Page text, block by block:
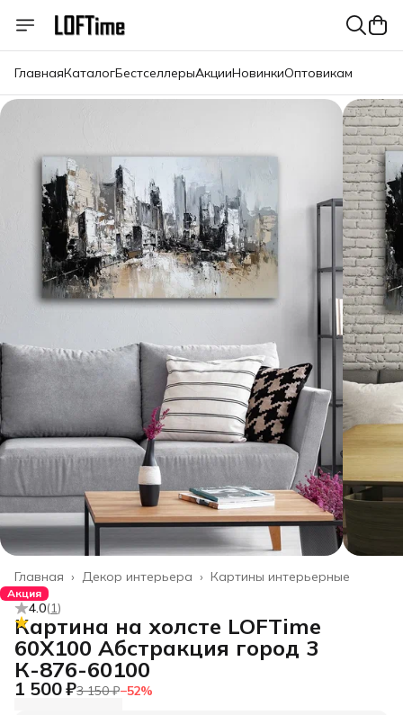
ГлавнаяКаталогБестселлерыАкцииНовинкиОптовикам
Картины интерьерные
Декор интерьера ›
Главная ›
Акция
4.0(1)
Картина на холсте LOFTime
60Х100 Абстракция город 3
К-876-60100
1 500 ₽3 150 ₽−52%